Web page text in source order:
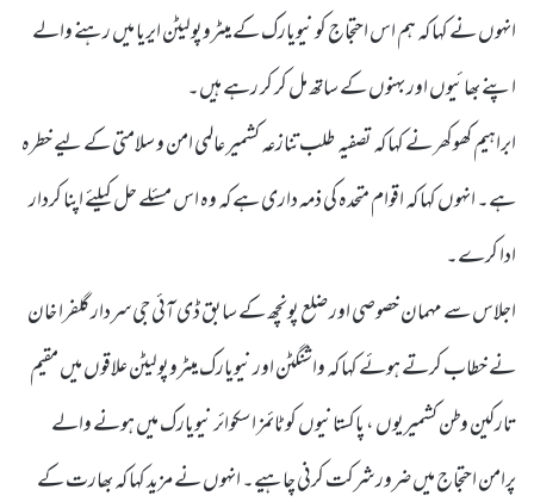
انہوں نے کہا کہ ہم اس احتجاج کو نیویارک کے میٹروپولیٹن ایریا میں رہنے والے
اپنے بھائیوں اور بہنوں کے ساتھ مل کر کر رہے ہیں۔
ابراہیم کھوکھر نے کہا کہ تصفیہ طلب تنازعہ کشمیر عالمی امن و سلامتی کے لیے خطرہ
ہے۔ انہوں کہا کہ اقوام متحدہ کی ذمہ داری ہے کہ وہ اس مسئلے حل کیلئے اپنا کردار
ادا کرے۔
اجلاس سے مہمان خصوصی اور ضلع پونچھ کے سابق ڈی آئی جی سردار گلفرا خان
نے خطاب کرتے ہوئے کہا کہ واشنگٹن اور نیویارک میٹروپولیٹن علاقوں میں مقیم
تارکین وطن کشمیریوں ، پاکستانیوں کو ٹائمز اسکوائر نیویارک میں ہونے والے
پرامن احتجاج میں ضرور شرکت کرنی چاہیے۔ انہوں نے مزید کہا کہ بھارت کے